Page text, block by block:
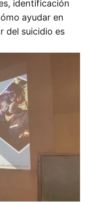
identificación
ayudar en
del suicidio es